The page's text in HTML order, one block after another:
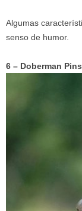
Algumas
senso de humor.
6 – Doberman